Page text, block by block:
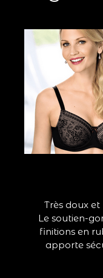
Très doux
Le soutien-
finitions en
apporte